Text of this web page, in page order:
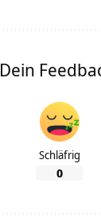
Dein
Schläfrig
0